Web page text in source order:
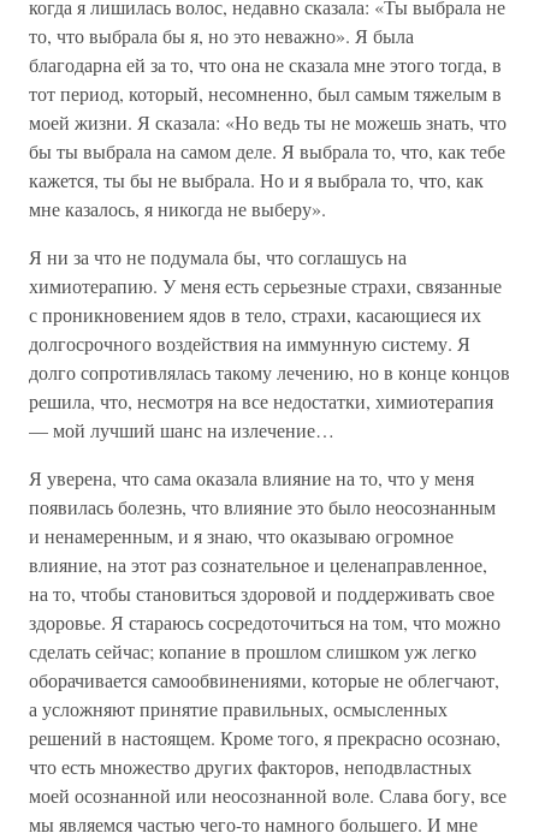
когда я лишилась волос, недавно сказала: «Ты выбрала не
то, что выбрала бы я, но это неважно». Я была
благодарна ей за то, что она не сказала мне этого тогда, в
тот период, который, несомненно, был самым тяжелым в
моей жизни. Я сказала: «Но ведь ты не можешь знать, что
бы ты выбрала на самом деле. Я выбрала то, что, как тебе
кажется, ты бы не выбрала. Но и я выбрала то, что, как
мне казалось, я никогда не выберу».
Я ни за что не подумала бы, что соглашусь на
химиотерапию. У меня есть серьезные страхи, связанные
с проникновением ядов в тело, страхи, касающиеся их
долгосрочного воздействия на иммунную систему. Я
долго сопротивлялась такому лечению, но в конце концов
решила, что, несмотря на все недостатки, химиотерапия
— мой лучший шанс на излечение…
Я уверена, что сама оказала влияние на то, что у меня
появилась болезнь, что влияние это было неосознанным
и ненамеренным, и я знаю, что оказываю огромное
влияние, на этот раз сознательное и целенаправленное,
на то, чтобы становиться здоровой и поддерживать свое
здоровье. Я стараюсь сосредоточиться на том, что можно
сделать сейчас; копание в прошлом слишком уж легко
оборачивается самообвинениями, которые не облегчают,
а усложняют принятие правильных, осмысленных
решений в настоящем. Кроме того, я прекрасно осознаю,
что есть множество других факторов, неподвластных
моей осознанной или неосознанной воле. Слава богу, все
мы являемся частью чего-то намного большего. И мне